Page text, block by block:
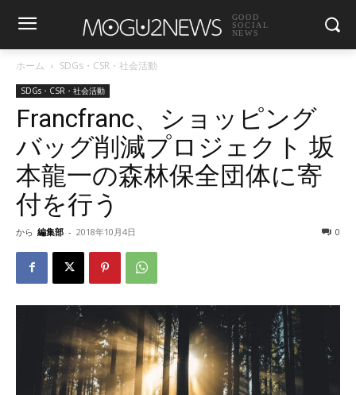
GOOD
SOCIAL
NEWS
ホーム SDGs・CSR・社会活動
SDGs・CSR・社会活動
Francfranc、ショッピング
バッグ削減プロジェクト 坂
本龍一の森林保全団体に寄
付を行う
から 編集部 - 2018年10月4日 0